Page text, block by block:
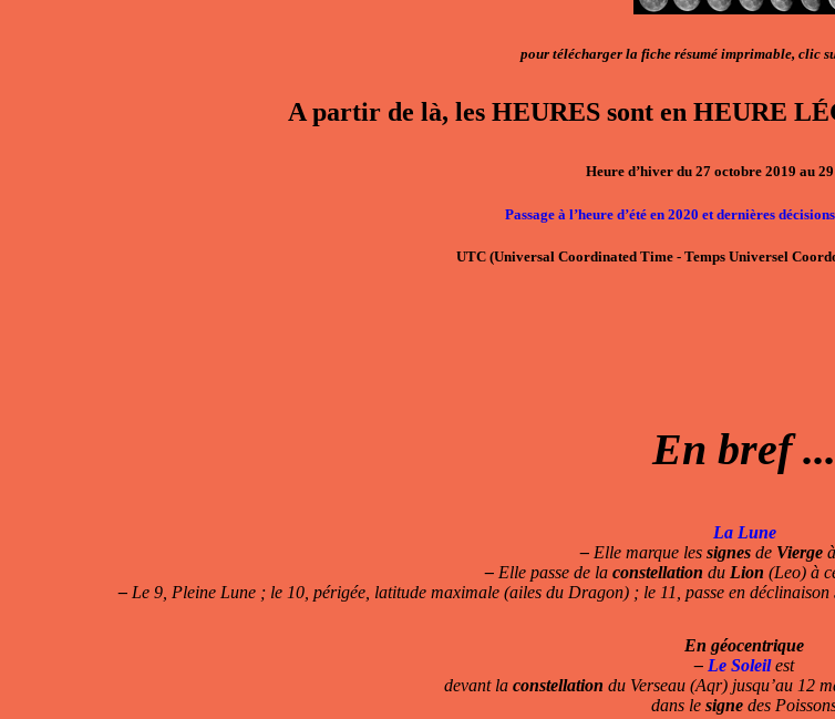
pour télécharger la fiche résumé imprimable, clic
A partir de là, les HEURES sont en HEURE
Heure d’hiver du 27 octobre 2019 au
Passage à l’heure d’été en 2020 et dernières
UTC (Universal Coordinated Time - Temps Universel
En bref ...
La Lune
–Elle marque les signesde Viergeà
–Elle passe de la constellation du Lion (Leo) à
–Le 9, Pleine Lune ; le 10, périgée, latitude maximale (ailes du Dragon) ; le 11, passe en
En géocentrique
– Le Soleilest
devant la constellation du Verseau (Aqr) jusqu’au 12
dans le signe des